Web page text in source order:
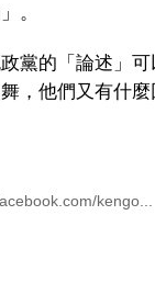
。
黨的「論述」可
，他們又有什麼
kengo...